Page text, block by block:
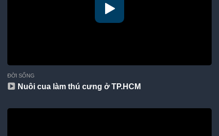
ĐỜI SỐNG
Nuôi cua làm thú cưng ở TP.HCM